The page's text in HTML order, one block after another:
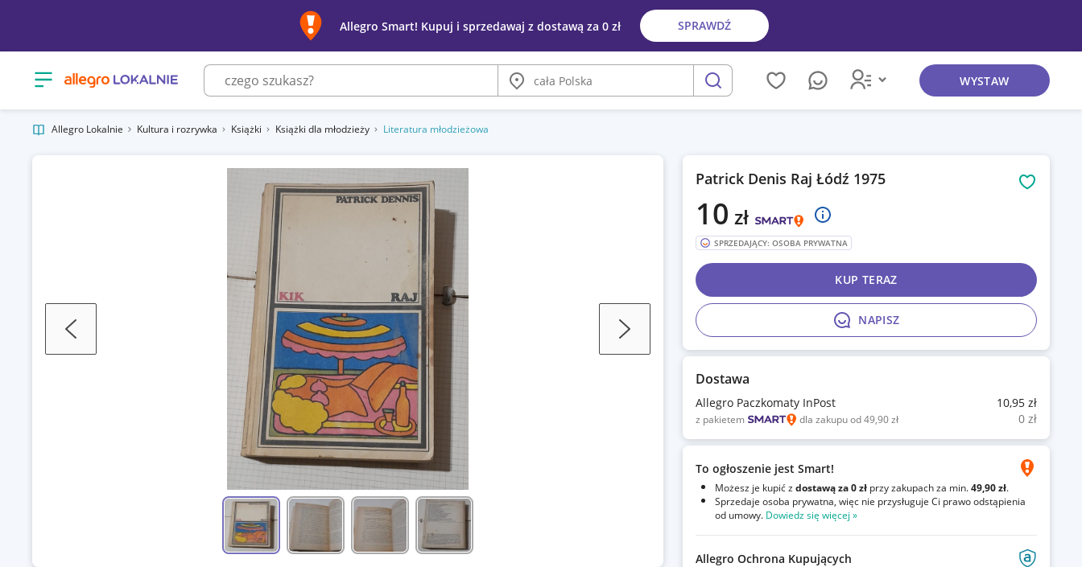
Allegro Smart! Kupuj i sprzedawaj z dostawą za 0 zł SPRAWDŹ
Otwórz menu z kategoriami
Miasto
szukaj
WYSTAW
Patrick Denis Raj Łódź 1975 Obserwuj
10 zł
SPRZEDAJĄCY: OSOBA PRYWATNA
NAPISZ
KUP TERAZ
Dostawa
Allegro Paczkomaty InPost 10,95 zł
z pakietem dla zakupu od 49,90 zł 0 zł
To ogłoszenie jest Smart!
Możesz je kupić zdostawą za 0 zł przy zakupach za min.49,90 zł.
Sprzedaje osoba prywatna, więc nie przysługuje Ci prawo odstąpienia
od umowy. Dowiedz się więcej »
Allegro Ochrona Kupujących
Allegro Lokalnie Kultura i rozrywka Książki Książki dla młodzieży Literatura młodzieżowa